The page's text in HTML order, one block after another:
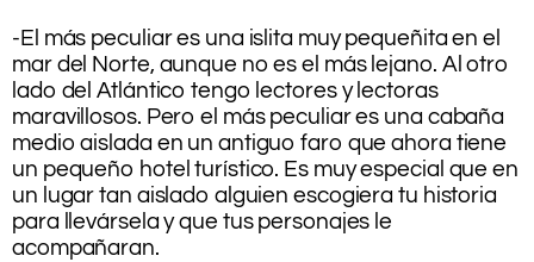
-El más peculiar es una islita muy pequeñita en el
mar del Norte, aunque no es el más lejano. Al otro
lado del Atlántico tengo lectores y lectoras
maravillosos. Pero el más peculiar es una cabaña
medio aislada en un antiguo faro que ahora tiene
un pequeño hotel turístico. Es muy especial que en
un lugar tan aislado alguien escogiera tu historia
para llevársela y que tus personajes le
acompañaran.